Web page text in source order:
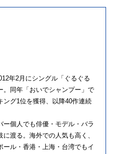
年2月にシングル「ぐるぐる
。同年「おいでシャンプー」で
ング1位を獲得、以降40作連続
個人でも俳優・モデル・バラ
渡る。海外での人気も高く、
ル・香港・上海・台湾でもイ